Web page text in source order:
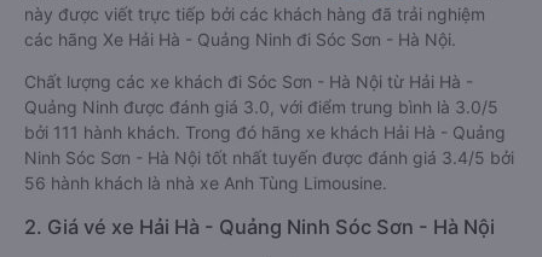
này được viết trực tiếp bởi các khách hàng đã trải nghiệm
các hãng Xe Hải Hà - Quảng Ninh đi Sóc Sơn - Hà Nội.
Chất lượng các xe khách đi Sóc Sơn - Hà Nội từ Hải Hà -
Quảng Ninh được đánh giá 3.0, với điểm trung bình là 3.0/5
bởi 111 hành khách. Trong đó hãng xe khách Hải Hà - Quảng
Ninh Sóc Sơn - Hà Nội tốt nhất tuyến được đánh giá 3.4/5 bởi
56 hành khách là nhà xe Anh Tùng Limousine.
2. Giá vé xe Hải Hà - Quảng Ninh Sóc Sơn - Hà Nội